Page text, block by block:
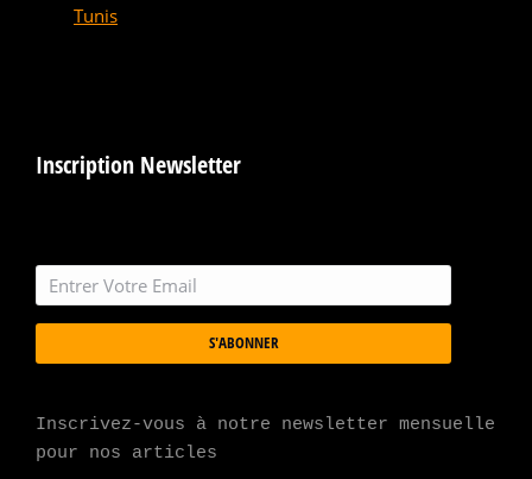
Tunis
Inscription Newsletter
S'ABONNER
Inscrivez-vous à notre newsletter mensuelle
pour nos articles